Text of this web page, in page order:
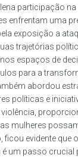
participação
enfrentam uma
exposição a
trajetórias
espaços de
para a
abordou
políticas e
mulheres
ficou evidente que
um passo crucial